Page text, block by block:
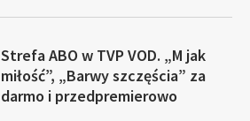
Strefa ABO w TVP VOD. „M jak
miłość”, „Barwy szczęścia” za
darmo i przedpremierowo